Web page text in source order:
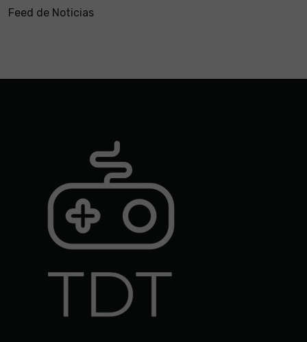
Feed de Noticias